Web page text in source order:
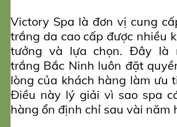
Victory Spa là đơn vị cung
trắng da cao cấp được nhiều
tưởng và lựa chọn. Đây là
trắng Bắc Ninh luôn đặt
lòng của khách hàng làm ưu
Điều này lý giải vì sao spa
hàng ổn định chỉ sau vài năm